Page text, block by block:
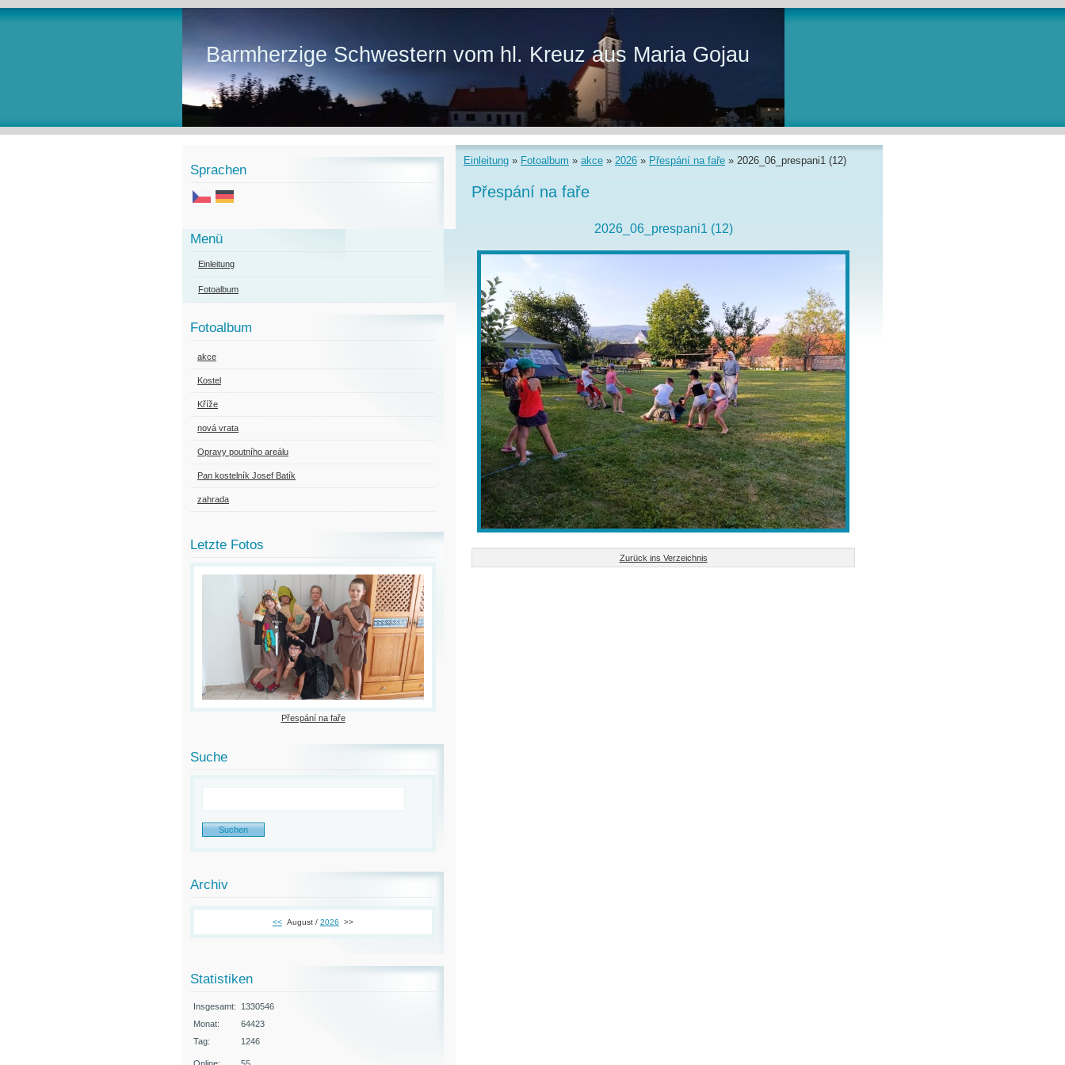
Barmherzige Schwestern vom hl. Kreuz aus Maria Gojau
Einleitung » Fotoalbum » akce » 2026 » Přespání na faře » 2026_06_prespani1 (12)
Přespání na faře
2026_06_prespani1 (12)
Zurück ins Verzeichnis
Sprachen
Menü
Einleitung
Fotoalbum
Fotoalbum
akce
Kostel
Kříže
nová vrata
Opravy poutního areálu
Pan kostelník Josef Batík
zahrada
Letzte Fotos
Přespání na faře
Suche
Archiv
<< August / 2026 >>
Statistiken
Insgesamt:
1330546
Monat:
64423
Tag:
1246